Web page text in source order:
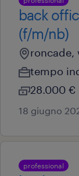
back
(f/m/nb)
roncade,
tempo
28.000 €
18 giugno
professional